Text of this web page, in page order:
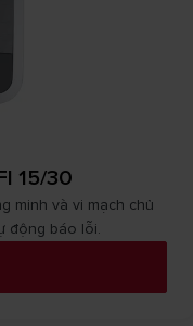
15/30
minh và vi mạch chủ
động báo lỗi.